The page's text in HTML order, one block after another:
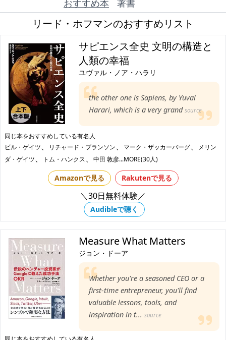
おすすめ本 著書
リード・ホフマンのおすすめリスト
サピエンス全史 文明の構造と
人類の幸福
ユヴァル・ノア・ハラリ
the other one is Sapiens, by Yuval
Harari, which is a very grandsource
同じ本をおすすめしている有名人
ビル・ゲイツ、 リチャード・ブランソン、 マーク・ザッカーバーグ、
メリン
ダ・ゲイツ、 トム・ハンクス、 中田 敦彦...MORE(30人)
Amazonで見る Rakutenで見る
＼30日無料体験／
Audibleで聴く
Measure What Matters
ジョン・ドーア
Whether you're a seasoned CEO or a
first-time entrepreneur, you'll find
valuable lessons, tools, and
inspiration in t...source